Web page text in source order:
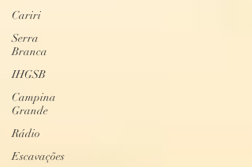
Cariri
Serra
Branca
IHGSB
Campina
Grande
Rádio
Escavações